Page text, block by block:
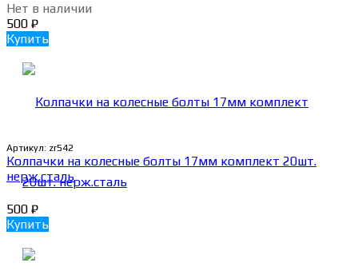
Нет в наличии
500 ₽
Купить
Артикул: zr542
Колпачки на колесные болты 17мм комплект 20шт.
нерж.сталь
500 ₽
Купить